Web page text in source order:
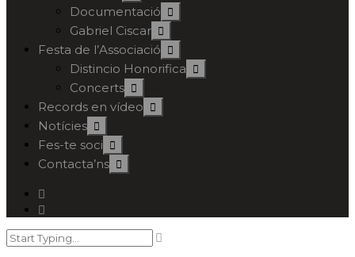
Documentació
Gabriel Ciscar
Festa de l’Associació
Distincio Honorifica
Concerts
Records en vídeo
Notícies
Fes-te soci
Contacta’ns